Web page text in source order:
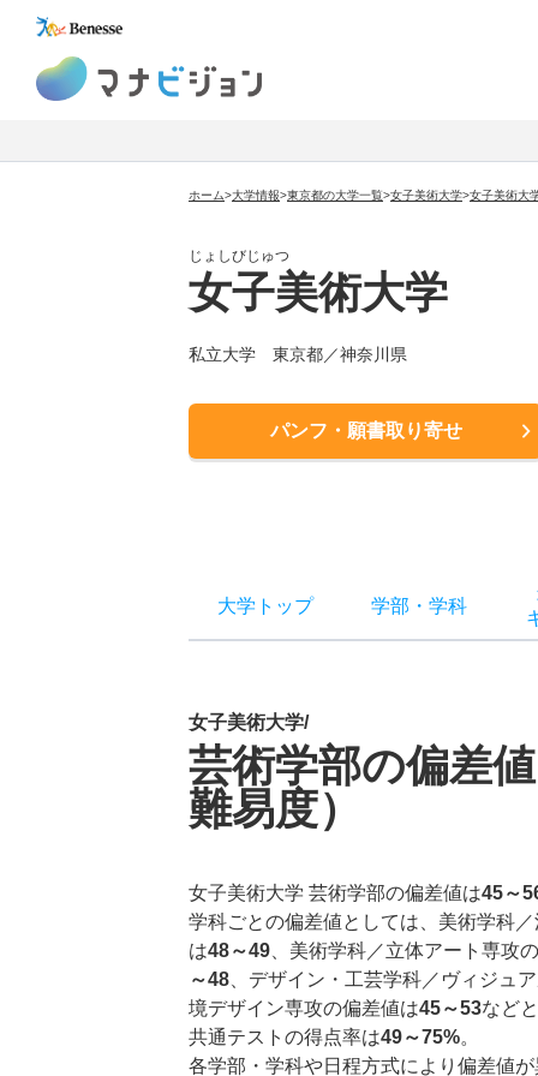
ホーム>大学情報>東京都の大学一覧>女子美術大学>女子美術大
じょしびじゅつ
女子美術大学
私立大学 東京都／神奈川県
パンフ・願書取り寄せ
大学トップ 学部 ・ 学科
女子美術大学/
芸術学部の偏差
難易度）
女子美術大学 芸術学部の偏差値は45～
学科ごとの偏差値としては、美術学科
は48～49 、美術学科／立体アート専攻
～48 、デザイン・工芸学科／ヴィジュ
境デザイン専攻の偏差値は45～53など
共通テストの得点率は49～75%。
各学部・学科や日程方式により偏差値